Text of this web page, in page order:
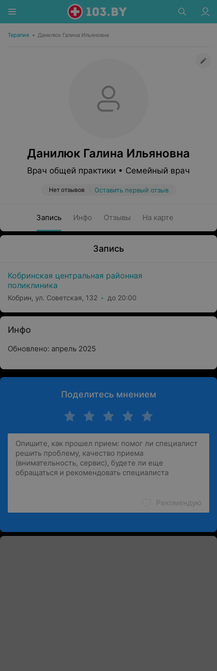
Терапия • Данилюк Галина Ильяновна
Данилюк Галина Ильяновна
Врач общей практики • Семейный врач
Нет отзывов Оставить первый отзыв
Запись Инфо Отзывы На карте
Запись
Кобринская центральная районная
поликлиника
Кобрин, ул. Советская, 132 до 20:00
Инфо
Обновлено: апрель 2025
Поделитесь мнением
Рекомендую